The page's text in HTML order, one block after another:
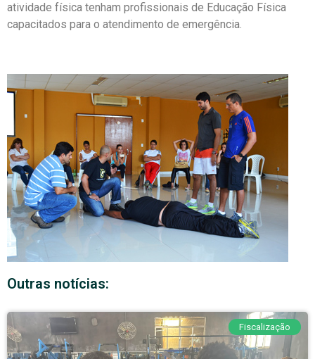
atividade física tenham profissionais de Educação Física
capacitados para o atendimento de emergência.
Outras notícias:
Fiscalização